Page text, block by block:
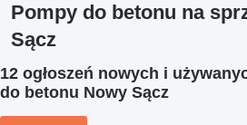
Pompy do betonu na
Sącz
12 ogłoszeń nowych i
do betonu Nowy Sącz